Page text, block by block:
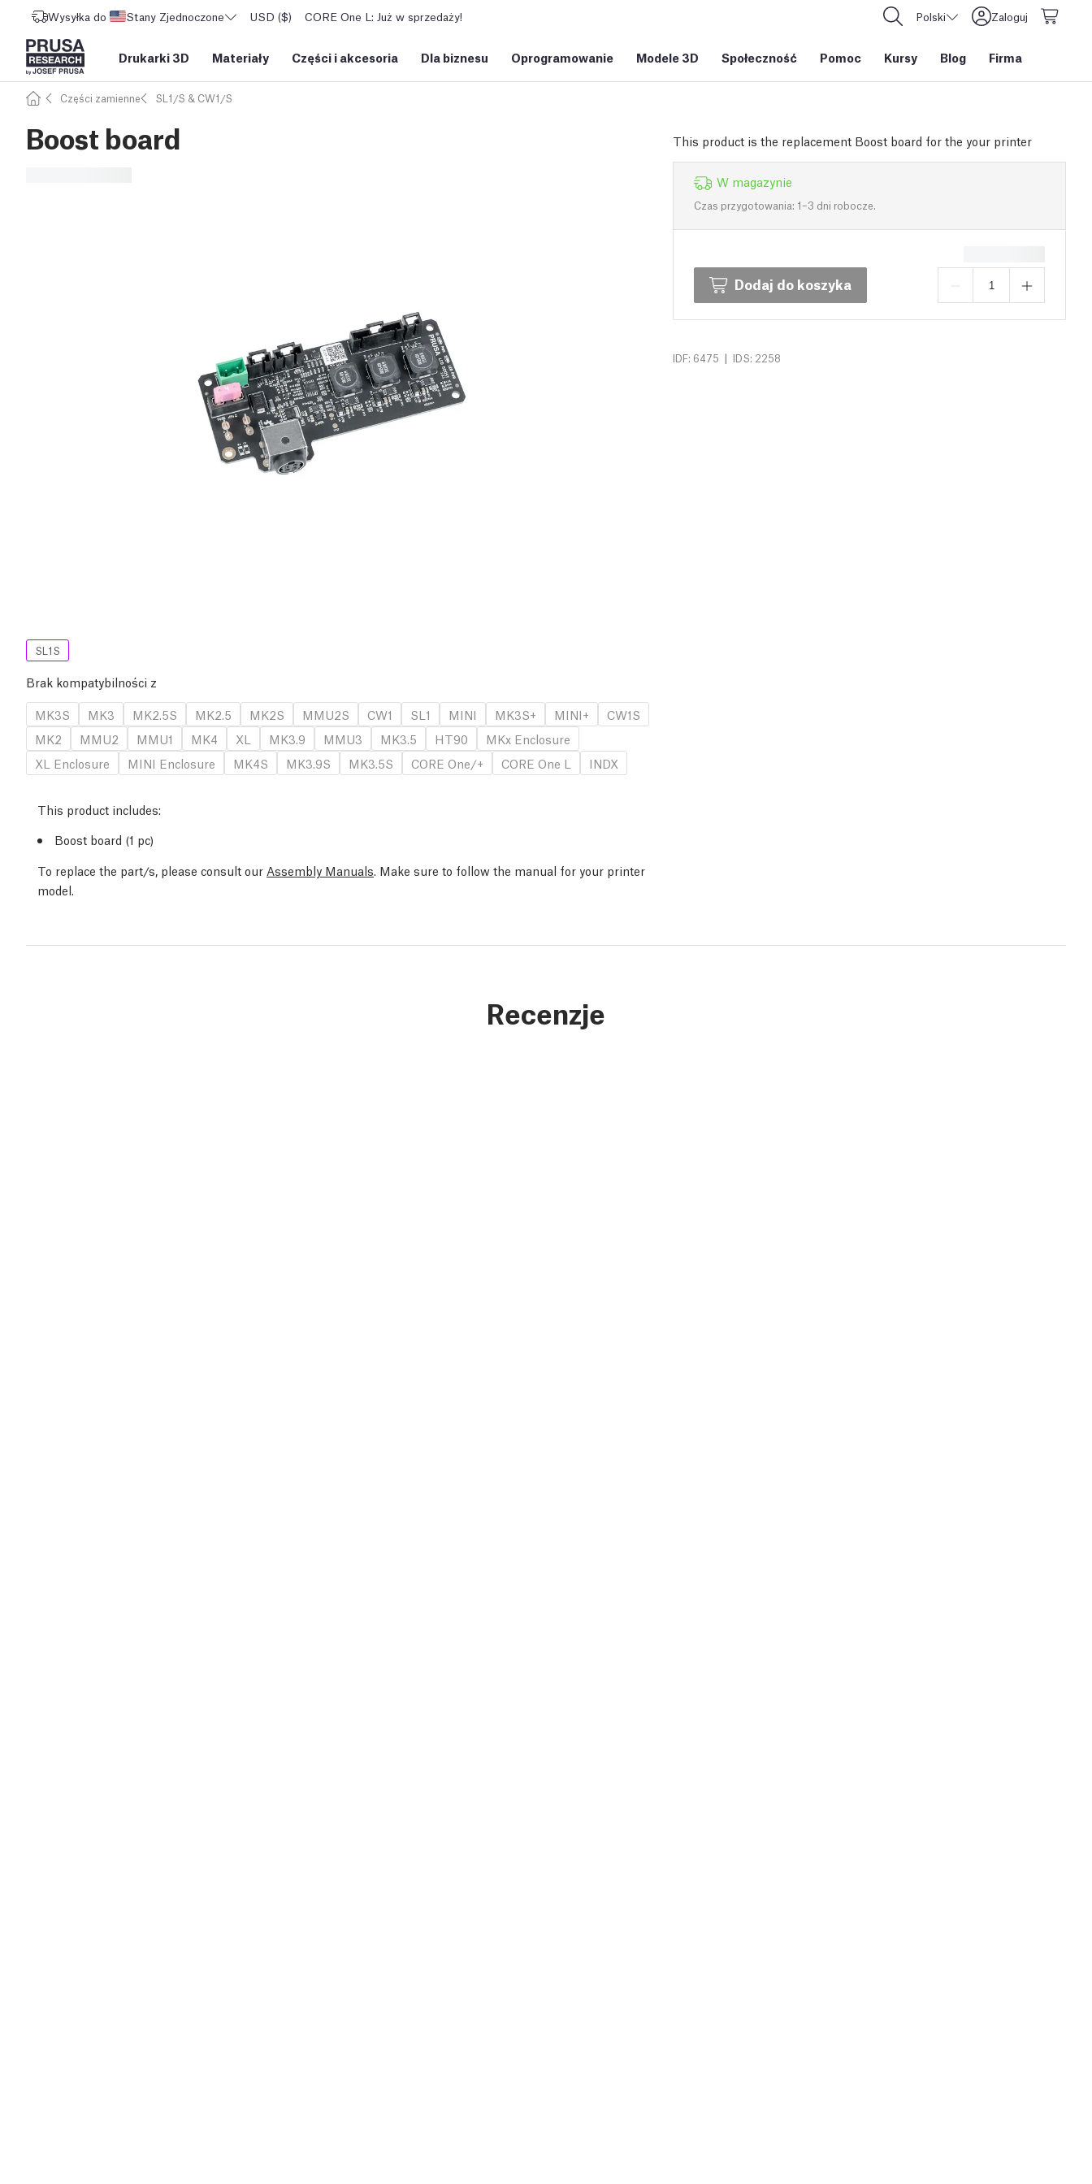
Wysyłka do Stany Zjednoczone USD ($) CORE One L: Już w sprzedaży! Polski Zaloguj
Drukarki 3D Materiały Części i akcesoria Dla biznesu Oprogramowanie Modele 3D Społeczność Pomoc Kursy Blog Firma
Części zamienne SL1/S & CW1/S
Boost board This product is the replacement Boost board for the your printer
W magazynie
Czas przygotowania: 1–3 dni robocze.
Dodaj do koszyka
IDF: 6475 | IDS: 2258
SL1S
Brak kompatybilności z
MK3S
MK3 MK2.5S MK2.5 MK2S MMU2S CW1 SL1 MINI MK3S+ MINI+
CW1S
MK2
MMU2 MMU1 MK4 XL MK3.9 MMU3 MK3.5 HT90
MKx Enclosure
XL Enclosure
MINI Enclosure MK4S MK3.9S MK3.5S CORE One/+ CORE One L INDX
This product includes:
Boost board (1 pc)
To replace the part/s, please consult our Assembly Manuals. Make sure to follow the manual for your printer
model.
Recenzje